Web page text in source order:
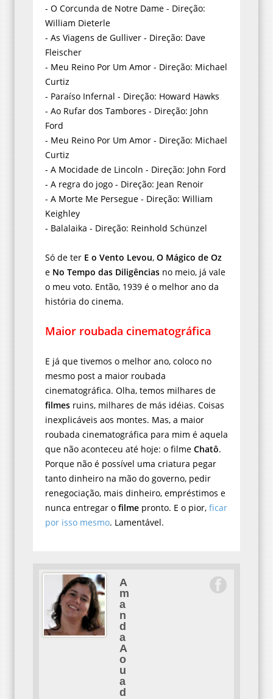
- O Corcunda de Notre Dame - Direção:
William Dieterle
- As Viagens de Gulliver - Direção: Dave
Fleischer
- Meu Reino Por Um Amor - Direção: Michael
Curtiz
- Paraíso Infernal - Direção: Howard Hawks
- Ao Rufar dos Tambores - Direção: John
Ford
- Meu Reino Por Um Amor - Direção: Michael
Curtiz
- A Mocidade de Lincoln - Direção: John Ford
- A regra do jogo - Direção: Jean Renoir
- A Morte Me Persegue - Direção: William
Keighley
- Balalaika - Direção: Reinhold Schünzel
Só de ter E o Vento Levou, O Mágico de Oz
e No Tempo das Diligências no meio, já vale
o meu voto. Então, 1939 é o melhor ano da
história do cinema.
Maior roubada cinematográfica
E já que tivemos o melhor ano, coloco no
mesmo post a maior roubada
cinematográfica. Olha, temos milhares de
filmes ruins, milhares de más idéias. Coisas
inexplicáveis aos montes. Mas, a maior
roubada cinematográfica para mim é aquela
que não aconteceu até hoje: o filme Chatô.
Porque não é possível uma criatura pegar
tanto dinheiro na mão do governo, pedir
renegociação, mais dinheiro, empréstimos e
nunca entregar o filme pronto. E o pior, ficar
por isso mesmo. Lamentável.
A
m
a
n
d
a
A
o
u
a
d